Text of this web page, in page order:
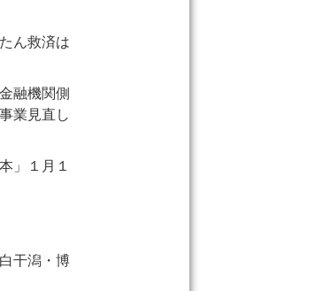
ん救済は
融機関側
業見直し
」１月１
干潟・博